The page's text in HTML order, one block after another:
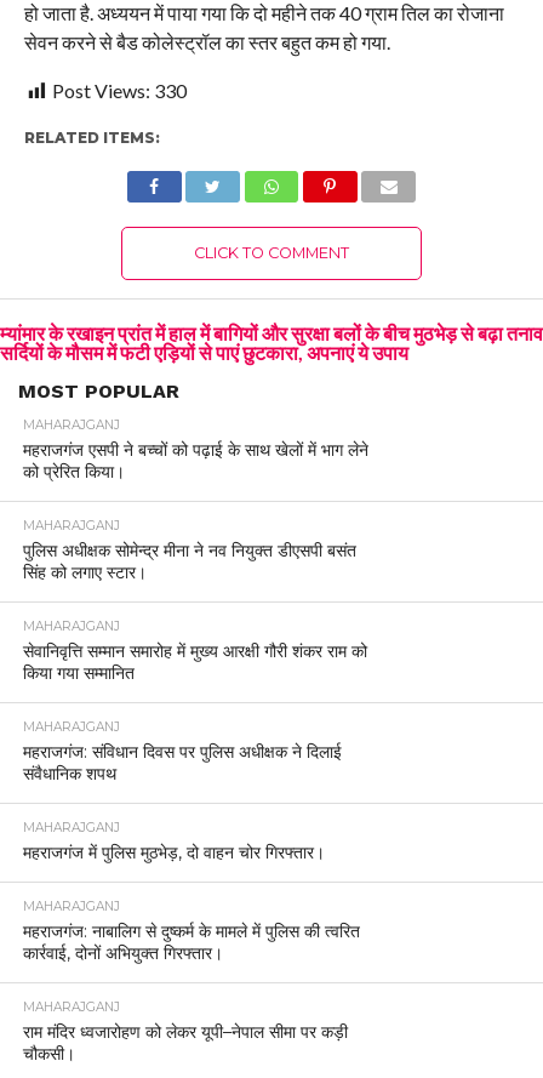
हो जाता है. अध्ययन में पाया गया कि दो महीने तक 40 ग्राम तिल का रोजाना
सेवन करने से बैड कोलेस्ट्रॉल का स्तर बहुत कम हो गया.
Post Views: 330
RELATED ITEMS:
CLICK TO COMMENT
म्यांमार के रखाइन प्रांत में हाल में बागियों और सुरक्षा बलों के बीच मुठभेड़ से बढ़ा तनाव
सर्दियों के मौसम में फटी एड़ियों से पाएं छुटकारा, अपनाएं ये उपाय
MOST POPULAR
MAHARAJGANJ
महराजगंज एसपी ने बच्चों को पढ़ाई के साथ खेलों में भाग लेने
को प्रेरित किया।
MAHARAJGANJ
पुलिस अधीक्षक सोमेन्द्र मीना ने नव नियुक्त डीएसपी बसंत
सिंह को लगाए स्टार।
MAHARAJGANJ
सेवानिवृत्ति सम्मान समारोह में मुख्य आरक्षी गौरी शंकर राम को
किया गया सम्मानित
MAHARAJGANJ
महराजगंज: संविधान दिवस पर पुलिस अधीक्षक ने दिलाई
संवैधानिक शपथ
MAHARAJGANJ
महराजगंज में पुलिस मुठभेड़, दो वाहन चोर गिरफ्तार।
MAHARAJGANJ
महराजगंज: नाबालिग से दुष्कर्म के मामले में पुलिस की त्वरित
कार्रवाई, दोनों अभियुक्त गिरफ्तार।
MAHARAJGANJ
राम मंदिर ध्वजारोहण को लेकर यूपी–नेपाल सीमा पर कड़ी
चौकसी।